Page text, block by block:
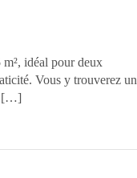
idéal pour deux
Vous y trouverez un
[…]